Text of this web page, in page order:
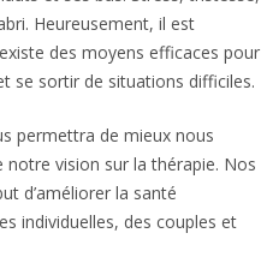
Heureusement, il est
des moyens efficaces pour
se sortir de situations difficiles.
permettra de mieux nous
vision sur la thérapie. Nos
d’améliorer la santé
individuelles, des couples et